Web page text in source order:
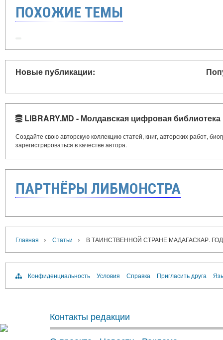
ПОХОЖИЕ ТЕМЫ
Новые публикации:
LIBRARY.MD - Молдавская цифровая библиотека
Создайте свою авторскую коллекцию статей, книг, авторских работ,
зарегистрироваться в качестве автора.
ПАРТНЁРЫ ЛИБМОНСТРА
Главная › Статьи › В ТАИНСТВЕННОЙ СТРАНЕ МАДАГАСКАР. ГОД
Конфиденциальность Условия Справка Пригласить друга
Контакты редакции